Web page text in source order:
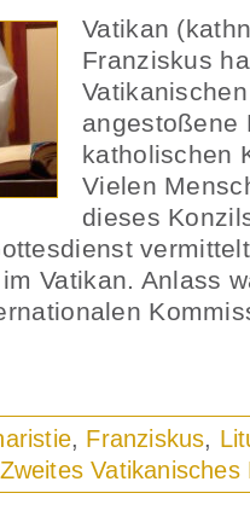
Vatikan
Franziskus
angestoßene
katholischen
Vielen
dieses
Vatikan. Anlass
, Franziskus,
Zweites Vatikanisches